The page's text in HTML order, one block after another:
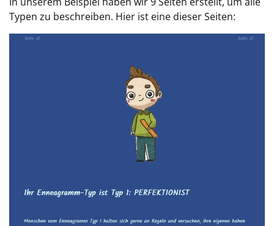
Typen zu beschreiben. Hier ist eine dieser Seiten: